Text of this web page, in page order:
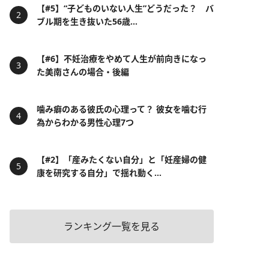
【#5】“子どものいない人生”どうだった？ バ
ブル期を生き抜いた56歳...
【#6】不妊治療をやめて人生が前向きになっ
た美南さんの場合・後編
噛み癖のある彼氏の心理って？ 彼女を噛む行
為からわかる男性心理7つ
【#2】「産みたくない自分」と「妊産婦の健
康を研究する自分」で揺れ動く...
ランキング一覧を見る